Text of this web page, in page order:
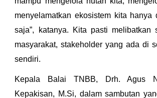
menyelamatkan ekosistem kita hanya
saja”, katanya. Kita pasti melibatkan
masyarakat, stakeholder yang ada di
sendiri.
Kepala Balai TNBB, Drh. Agus
Kepakisan, M.Si, dalam sambutan